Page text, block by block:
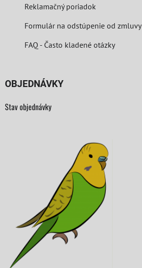
Reklamačný poriadok
Formulár na odstúpenie od zmluvy
FAQ - Často kladené otázky
OBJEDNÁVKY
Stav objednávky